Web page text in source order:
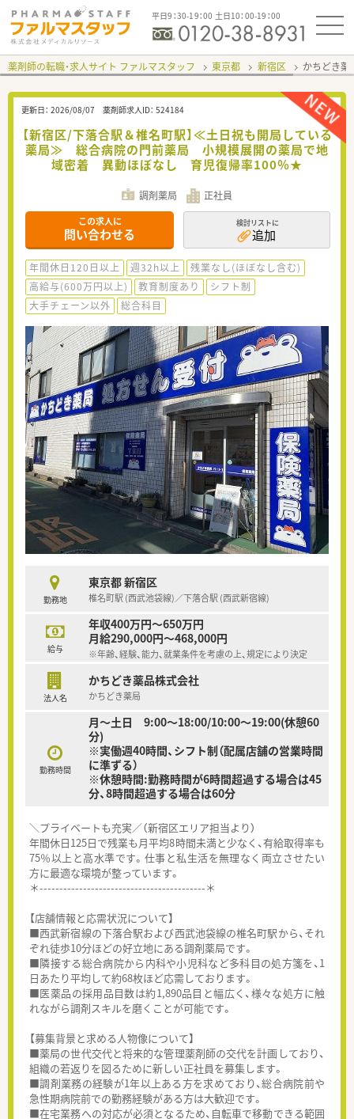
平日9：30-19：00 土日10：00-19：00
薬剤師の転職・求人サイト ファルマスタッフ 東京都 新宿区 かちどき薬
更新日： 2026/08/07 薬剤師求人ID： 524184
【新宿区/下落合駅＆椎名町駅】≪土日祝も開局している
薬局≫ 総合病院の門前薬局 小規模展開の薬局で地
域密着 異動ほぼなし 育児復帰率100％★
調剤薬局 正社員
この求人に
問い合わせる
検討リストに
追加
年間休日120日以上 週32h以上
残業なし(ほぼなし含む)
高給与(600万円以上)
教育制度あり
シフト制
大手チェーン以外
総合科目
勤務地
東京都 新宿区
椎名町駅 (西武池袋線)／下落合駅 (西武新宿線)
給与
年収400万円～650万円
月給290,000円～468,000円
※年齢、経験、能力、就業条件を考慮の上、規定により決定
法人名
かちどき薬品株式会社
かちどき薬局
勤務時間
月～土日 9:00～18:00/10:00～19:00(休憩60
分)
※実働週40時間、シフト制（配属店舗の営業時間
に準ずる）
※休憩時間:勤務時間が6時間超過する場合は45
分、8時間超過する場合は60分
＼プライベートも充実／（新宿区エリア担当より）
年間休日125日で残業も月平均8時間未満と少なく、有給取得率も
75％以上と高水準です。仕事と私生活を無理なく両立させたい
方に最適な環境が整っています。
＊------------------------------------------＊
【店舗情報と応需状況について】
■西武新宿線の下落合駅および西武池袋線の椎名町駅から、それ
ぞれ徒歩10分ほどの好立地にある調剤薬局です。
■隣接する総合病院から内科や小児科など多科目の処方箋を、1
日あたり平均して約68枚ほど応需しております。
■医薬品の採用品目数は約1,890品目と幅広く、様々な処方に触
れながら調剤スキルを磨くことが可能です。
【募集背景と求める人物像について】
■薬局の世代交代と将来的な管理薬剤師の交代を計画しており、
組織の若返りを図るために新しい正社員を募集します。
■調剤業務の経験が1年以上ある方を求めており、総合病院前や
急性期病院前での勤務経験がある方は大歓迎です。
■在宅業務への対応が必須となるため、自転車で移動できる範囲